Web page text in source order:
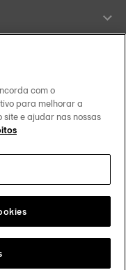
Tissot Copyrights 2026
com o
para melhorar a
e ajudar nas nossas